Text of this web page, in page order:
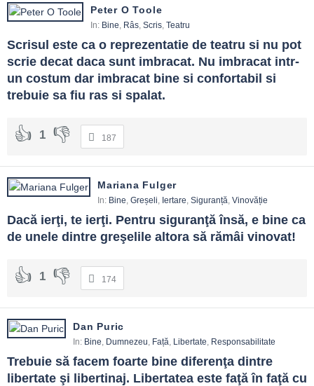
Peter O Toole
In: Bine, Râs, Scris, Teatru
Scrisul este ca o reprezentatie de teatru si nu pot
scrie decat daca sunt imbracat. Nu imbracat intr-
un costum dar imbracat bine si confortabil si
trebuie sa fiu ras si spalat.
1 187
Mariana Fulger
In: Bine, Greșeli, Iertare, Siguranță, Vinovăție
Dacă ierţi, te ierţi. Pentru siguranţă însă, e bine ca
de unele dintre greşelile altora să rămâi vinovat!
1 174
Dan Puric
In: Bine, Dumnezeu, Față, Libertate, Responsabilitate
Trebuie să facem foarte bine diferenţa dintre
libertate şi libertinaj. Libertatea este faţă în faţă cu